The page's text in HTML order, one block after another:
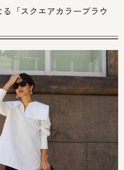
る「スクエアカラーブラウ